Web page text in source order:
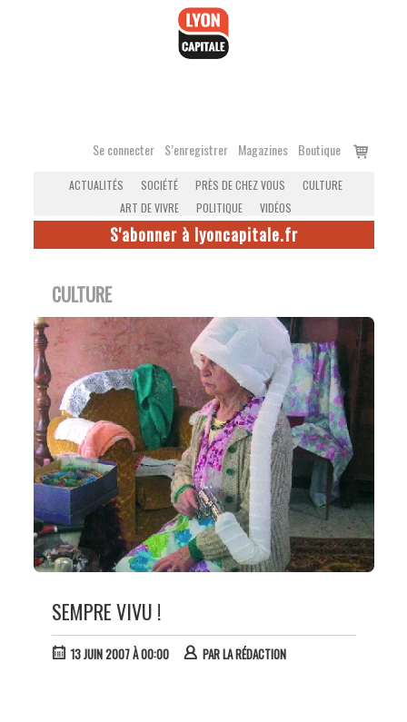
Se connecter S’enregistrer Magazines Boutique
Voir
ACTUALITÉS SOCIÉTÉ PRÈS DE CHEZ VOUS
CULTURE
ART DE VIVRE
POLITIQUE VIDÉOS
S'abonner à lyoncapitale.fr
CULTURE
SEMPRE VIVU !
13 JUIN 2007 À 00:00 PARLA RÉDACTION